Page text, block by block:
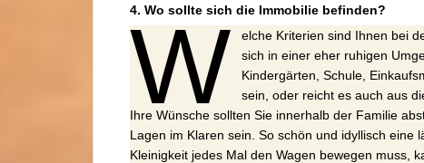
4. Wo sollte sich die Immobilie befinden?
W
elche Kriterien sind Ihnen bei
sich in einer eher ruhigen
Kindergärten, Schule,
sein, oder reicht es auch aus
Ihre Wünsche sollten Sie innerhalb der Familie
Lagen im Klaren sein. So schön und idyllisch
Kleinigkeit jedes Mal den Wagen bewegen muss,